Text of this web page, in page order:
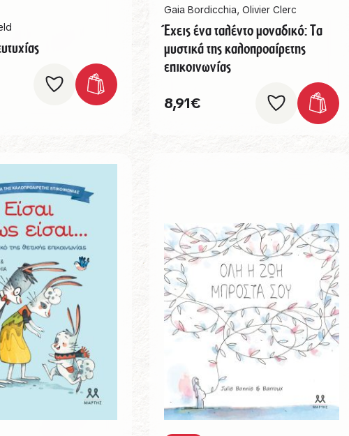
Gaia Bordicchia, Olivier Clerc
Έχεις ένα ταλέντο μοναδικό: Τα
μυστικά της καλοπροαίρετης
επικοινωνίας
8,91€